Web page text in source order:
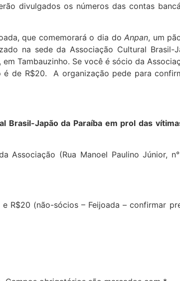
divulgados os números das contas
que comemorará o dia doAnpan, um
na sede da Associação Cultural Brasil-
Tambauzinho. Se você é sócio da
é de R$20. A organização pede para
Brasil-Japão da Paraíba em prol das
Associação (Rua Manoel Paulino Júnior,
R$20 (não-sócios – Feijoada – confirmar